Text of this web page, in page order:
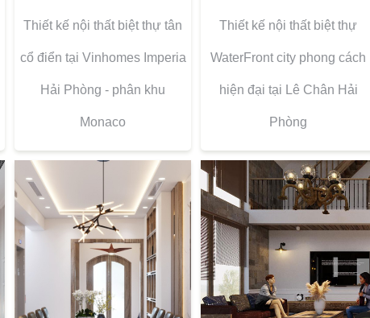
Thiết kế nội thất biệt thự tân
cổ điển tại Vinhomes Imperia
Hải Phòng - phân khu
Monaco
Thiết kế nội thất biệt thự
WaterFront city phong cách
hiện đại tại Lê Chân Hải
Phòng